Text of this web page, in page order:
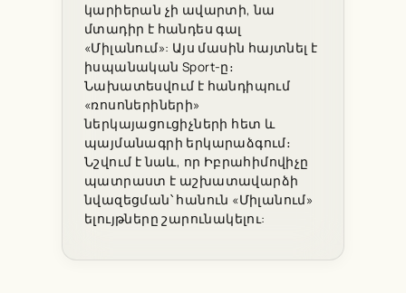
կարիերան չի ավարտի, նա
մտադիր է հանդես գալ
«Միլանում»: Այս մասին հայտնել է
իսպանական Sport-ը։
Նախատեսվում է հանդիպում
«ռոսոներիների»
ներկայացուցիչների հետ և
պայմանագրի երկարաձգում։
Նշվում է նաև, որ Իբրահիմովիչը
պատրաստ է աշխատավարձի
նվազեցման՝ հանուն «Միլանում»
ելույթները շարունակելու: